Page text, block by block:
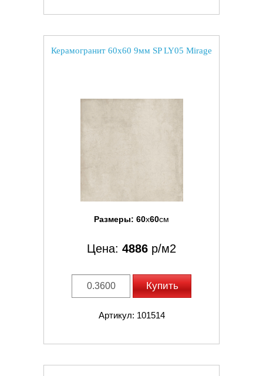
Керамогранит 60x60 9мм SP LY05 Mirage
Размеры: 60x60см
Цена: 4886 р/м2
Купить
Артикул: 101514